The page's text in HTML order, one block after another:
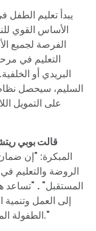
يبدأ تعليم
الأساس القوي
الفرصة لجميع
التعليم في
البريدي أو
السليم، سيحصل نظام
على التمويل
قالت بوبي
المبكرة: "إن
الروضة والتعليم
المستقبل" . "تساعد
إلى العمل
الطفولة المبكرة هو مكسب للجميع، وقد طال انتظاره."